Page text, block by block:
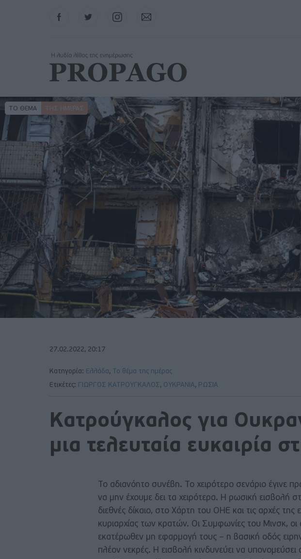
FacebookTwitter InstagramContact
ΤΟ ΘΕΜΑ ΤΗΣ ΗΜΈΡΑΣ
27.02.2022, 20:17
Κατηγορία: Ελλάδα,
Το θέμα της ημέρας
Ετικέτες:
ΓΙΩΡΓΟΣ ΚΑΤΡΟΥΓΚΑΛΟΣ, ΟΥΚΡΑΝΙΑ, ΡΩΣΙΑ
Κατρούγκαλος για
μια τελευταία ευκαιρία
Το αδιανόητο συνέβη. Το χειρότερο σενάριο έγινε
να μην έχουμε δει τα χειρότερα. Η ρωσική εισβολή
διεθνές δίκαιο, στο Χάρτη του ΟΗΕ και τις αρχές της
κυριαρχίας των κρατών. Οι Συμφωνίες του Μινσκ,
εκατέρωθεν μη εφαρμογή τους – η βασική οδός
πλέον νεκρές. Η εισβολή κινδυνεύει να